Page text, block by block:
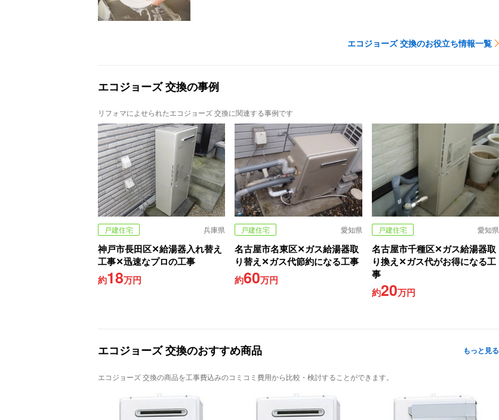
エコジョーズ 交換のお役立ち情報一覧
エコジョーズ 交換の事例
リフォマによせられたエコジョーズ 交換に関連する事例です
戸建住宅 兵庫県
神戸市長田区✕給湯器入れ替え
工事✕迅速なプロの工事
約18万円
戸建住宅 愛知県
名古屋市名東区✕ガス給湯器取
り替え✕ガス代節約になる工事
約60万円
戸建住宅 愛知県
名古屋市千種区✕ガス給湯器取
り換え✕ガス代がお得になる工
事
約20万円
エコジョーズ 交換のおすすめ商品 もっと見る
エコジョーズ 交換の商品を工事費込みのコミコミ費用から比較・検討することができます。